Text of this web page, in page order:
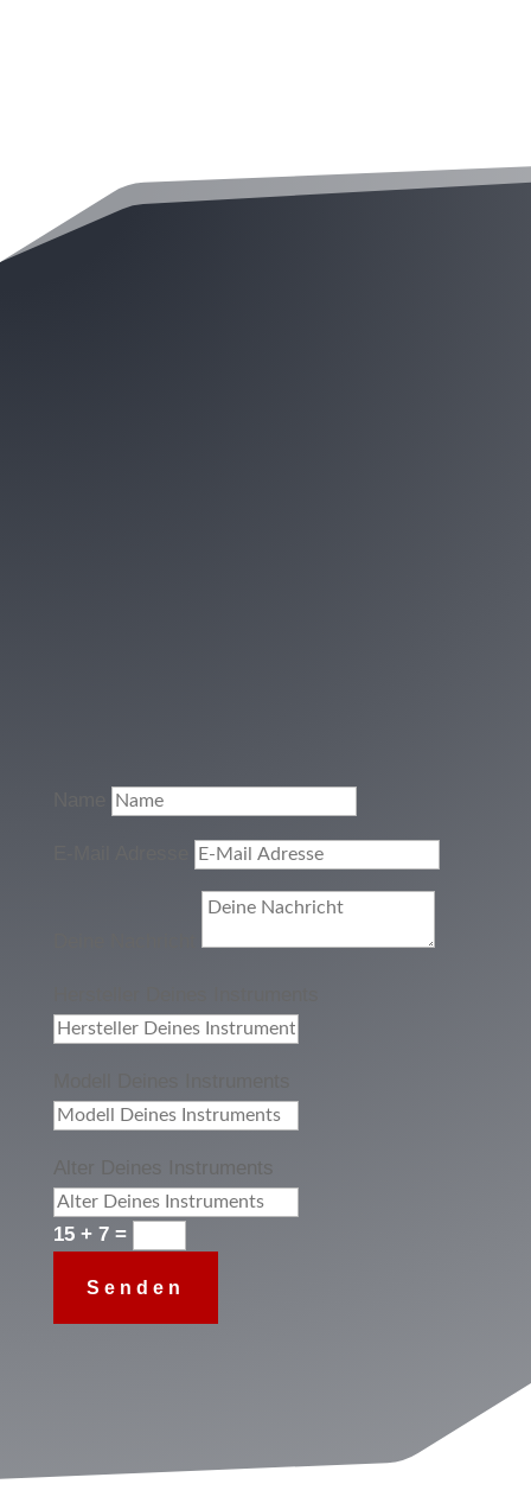
Alter Deines Instruments
15 + 7=
Senden